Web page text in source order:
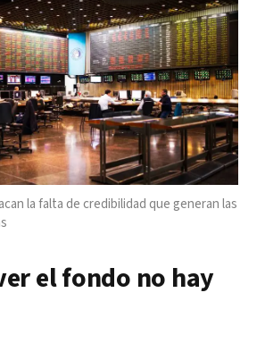
la falta de credibilidad que generan las
el fondo no hay